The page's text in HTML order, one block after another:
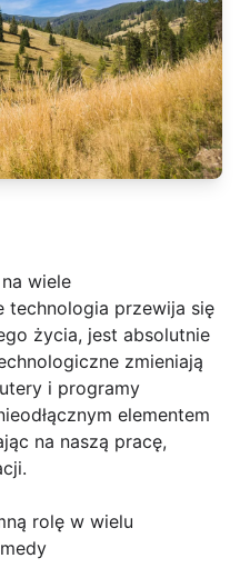
wiele
technologia przewija się
życia, jest absolutnie
zmieniają
i programy
elementem
na naszą pracę,
rolę w wielu